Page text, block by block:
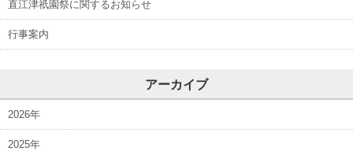
直江津祇園祭に関するお知らせ
行事案内
アーカイブ
2026年
2025年